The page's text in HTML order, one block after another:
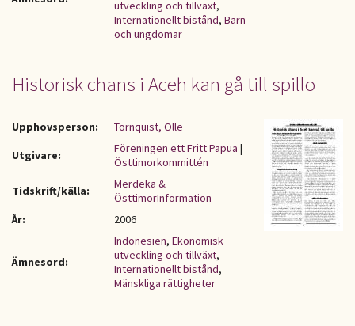
utveckling och tillväxt,
Internationellt bistånd, Barn
och ungdomar
Historisk chans i Aceh kan gå till spillo
Upphovsperson:
Törnquist, Olle
Utgivare:
Föreningen ett Fritt Papua |
Östtimorkommittén
Tidskrift/källa:
Merdeka &
ÖsttimorInformation
År:
2006
Ämnesord:
Indonesien, Ekonomisk
utveckling och tillväxt,
Internationellt bistånd,
Mänskliga rättigheter